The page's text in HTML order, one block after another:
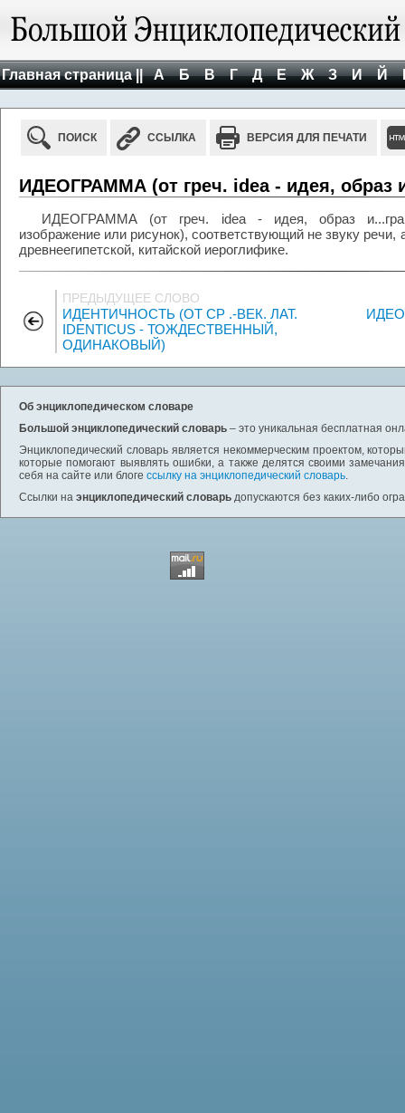
Главная страница || А Б В Г Д Е Ж З И Й
ПОИСК ССЫЛКА ВЕРСИЯ ДЛЯ ПЕЧАТИ
ИДЕОГРАММА (от греч. idea - идея, образ
ИДЕОГРАММА (от греч. idea - идея, образ
изображение или рисунок), соответствующий не звуку
древнеегипетской, китайской иероглифике.
ПРЕДЫДУЩЕЕ СЛОВО
ИДЕНТИЧНОСТЬ (ОТ СР .-ВЕК. ЛАТ.
IDENTICUS - ТОЖДЕСТВЕННЫЙ,
ОДИНАКОВЫЙ)
Об энциклопедическом словаре
Большой энциклопедический словарь – это уникальная бесплатная
Энциклопедический словарь является некоммерческим проектом,
которые помогают выявлять ошибки, а также делятся своими
себя на сайте или блоге ссылку на энциклопедический словарь.
Ссылки на энциклопедический словарь допускаются без каких-либо